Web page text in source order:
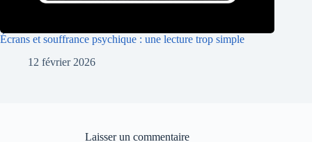
Écrans et souffrance psychique : une lecture trop simple
12 février 2026
Laisser un commentaire